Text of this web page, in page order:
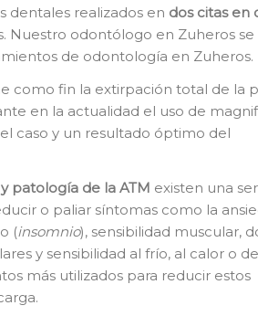
dentales realizados en dos citas en
Nuestro odontólogo en Zuheros se
de odontología en Zuheros.
como fin la extirpación total de la
en la actualidad el uso de
caso y un resultado óptimo del
patología de la ATM existen una
o paliar síntomas como la
(insomnio), sensibilidad muscular,
y sensibilidad al frío, al calor o
más utilizados para reducir estos